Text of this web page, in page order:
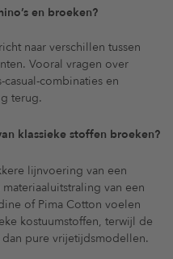
en broeken?
naar verschillen tussen
Vooral vragen over
combinaties en
terug.
klassieke stoffen broeken?
lijnvoering van een
van een
of Pima Cotton voelen
kostuumstoffen, terwijl de
pure vrijetijdsmodellen.